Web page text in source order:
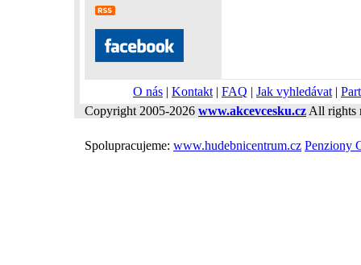
O nás | Kontakt | FAQ | Jak vyhledávat |
Copyright 2005-2026 www.akcevcesku.cz All rights
Spolupracujeme: www.hudebnicentrum.cz Penziony